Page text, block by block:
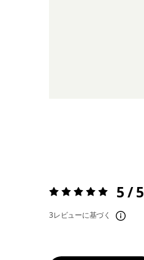
評価:5 / 5 5 / 5
3レビューに基づく